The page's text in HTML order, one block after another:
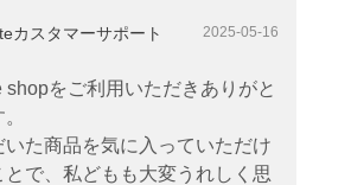
カスタマーサポート 2025-05-16
shopをご利用いただきありがと
いた商品を気に入っていただけ
とで、私どもも大変うれしく思